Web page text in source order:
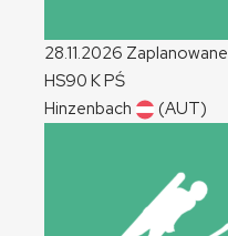
28.11.2026 Zaplanowane
HS90 KPŚ
Hinzenbach
(AUT)